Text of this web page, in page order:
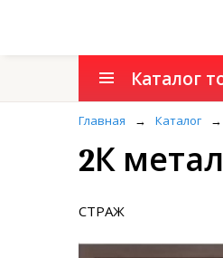
Каталог
Главная → Каталог →
2К
СТРАЖ